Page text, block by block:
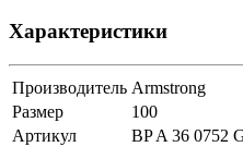
Характеристики
Производитель Armstrong
Размер
100
Артикул
BP A 36 0752